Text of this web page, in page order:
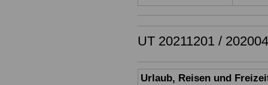
UT 20211201 /
Urlaub, Reisen und